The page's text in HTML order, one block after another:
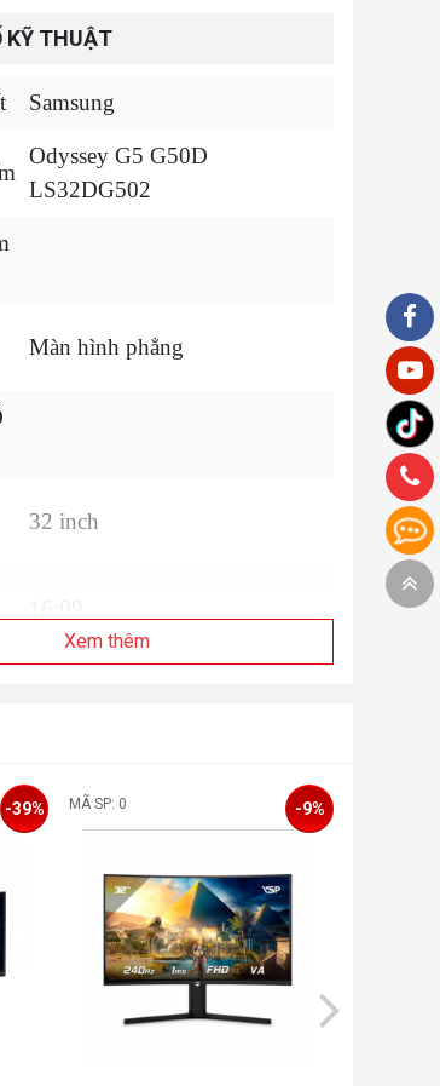
KỸ THUẬT
Samsung
Odyssey G5 G50D
LS32DG502
Màn hình phẳng
32 inch
180Hz
1.000:1 (typ)
350 cd/m² (typ)
Xem thêm
-39% MÃ SP: 0 -9%